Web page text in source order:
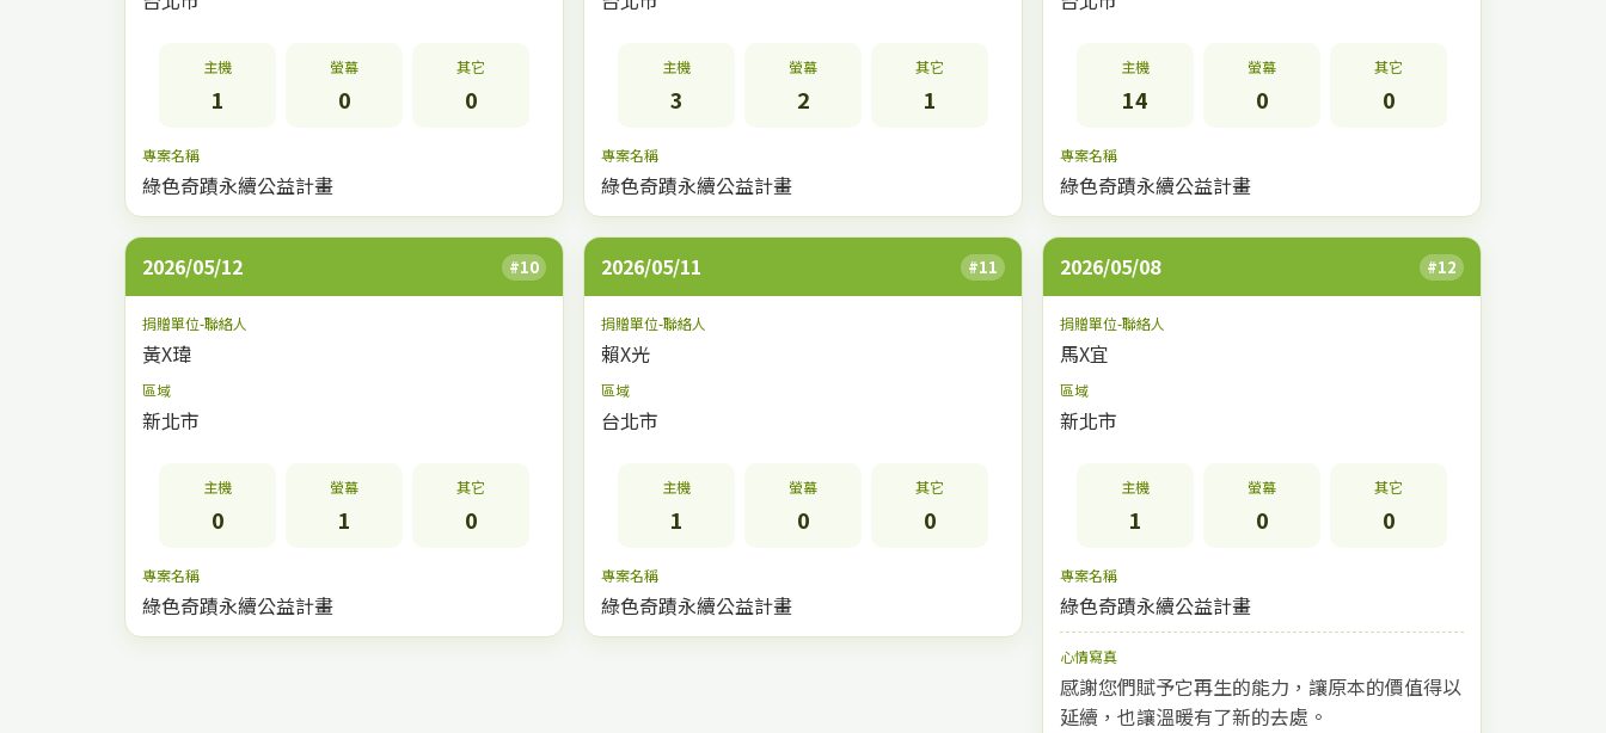
主機
1
螢幕
0
其它
0
專案名稱
綠色奇蹟永續公益計畫
主機
3
螢幕
2
其它
1
專案名稱
綠色奇蹟永續公益計畫
主機
14
螢幕
0
其它
0
專案名稱
綠色奇蹟永續公益計畫
2026/05/12 #10
捐贈單位-聯絡人
黃X瑋
區域
新北市
主機
0
螢幕
1
其它
0
專案名稱
綠色奇蹟永續公益計畫
2026/05/11 #11
捐贈單位-聯絡人
賴X光
區域
台北市
主機
1
螢幕
0
其它
0
專案名稱
綠色奇蹟永續公益計畫
2026/05/08 #12
捐贈單位-聯絡人
馬X宜
區域
新北市
主機
1
螢幕
0
其它
0
專案名稱
綠色奇蹟永續公益計畫
心情寫真
感謝您們賦予它再生的能力，讓原本的價值得以
延續，也讓溫暖有了新的去處。